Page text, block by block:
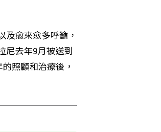
愈來愈多呼籲，
尼去年9月被送到
照顧和治療後，